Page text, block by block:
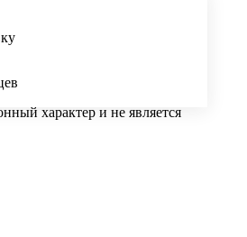
характер и не является